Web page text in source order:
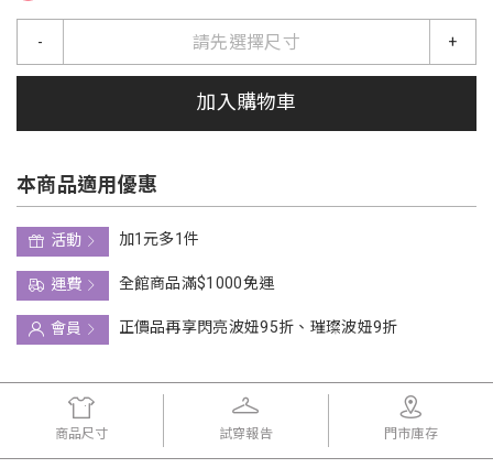
請先選擇尺寸
- +
加入購物車
本商品適用優惠
活動
加1元多1件
運費
全館商品滿$1000免運
會員
正價品再享閃亮波妞95折、璀璨波妞9折
商品尺寸 試穿報告 門市庫存